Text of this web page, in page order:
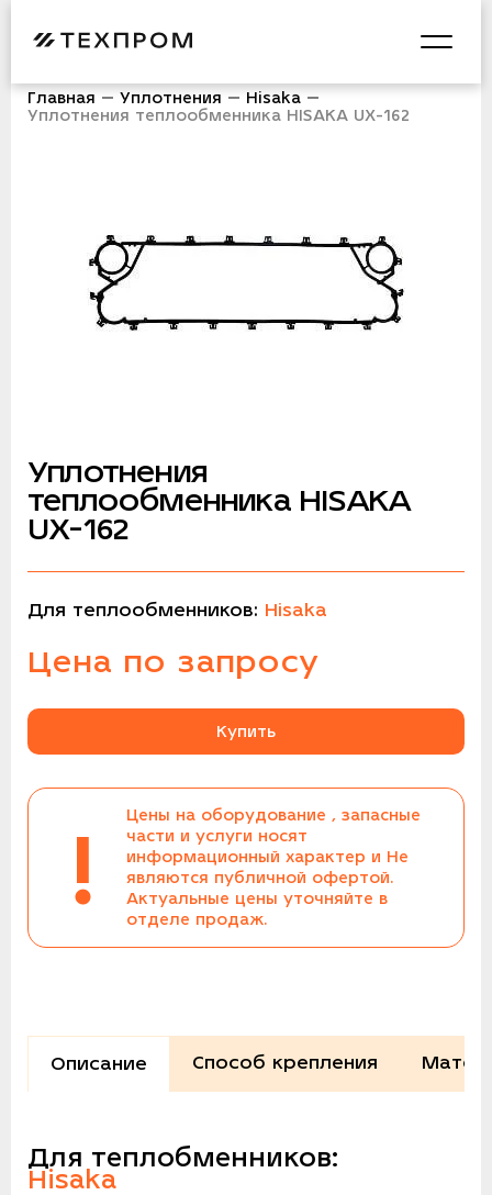
Главная Уплотнения
Hisaka
Уплотнения теплообменника HISAKA UX-162
Уплотнения
теплообменника HISAKA
UX-162
Для теплообменников: Hisaka
Цена по запросу
Купить
!
Цены на оборудование , запасные
части и услуги носят
информационный характер и Не
являются публичной офертой.
Актуальные цены уточняйте в
отделе продаж.
Описание Способ крепления
Для теплобменников:
Hisaka